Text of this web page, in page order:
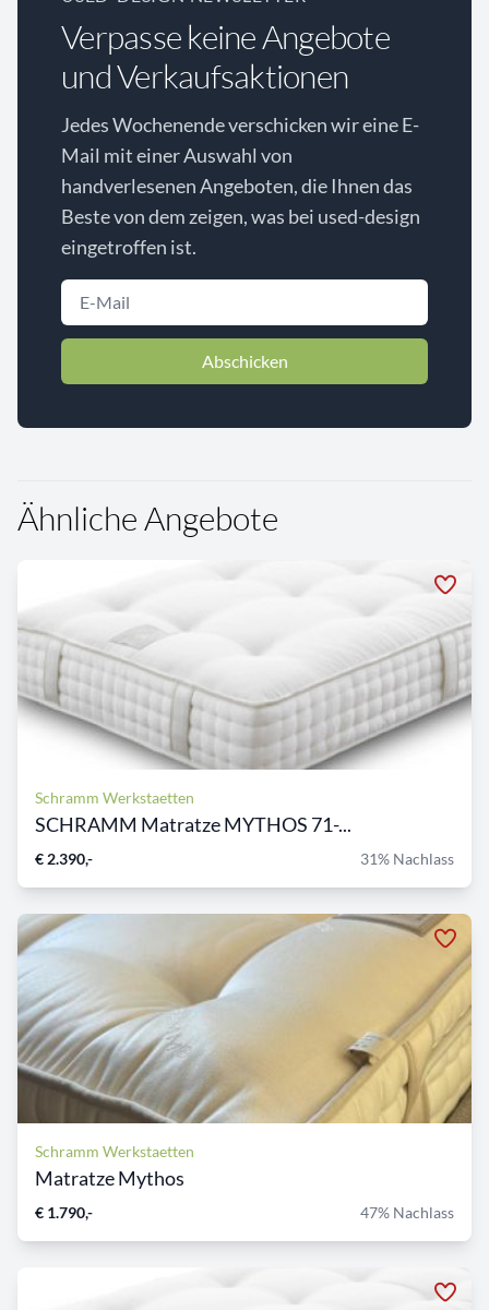
Verpasse keine Angebote
und Verkaufsaktionen
Jedes Wochenende verschicken wir eine E-
Mail mit einer Auswahl von
handverlesenen Angeboten, die Ihnen das
Beste von dem zeigen, was bei used-design
eingetroffen ist.
Abschicken
Ähnliche Angebote
Schramm Werkstaetten
SCHRAMM Matratze MYTHOS 71-...
€ 2.390,- 31% Nachlass
Schramm Werkstaetten
Matratze Mythos
€ 1.790,- 47% Nachlass